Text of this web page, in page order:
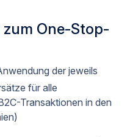
One-Stop-
der jeweils
für alle
Transaktionen in den